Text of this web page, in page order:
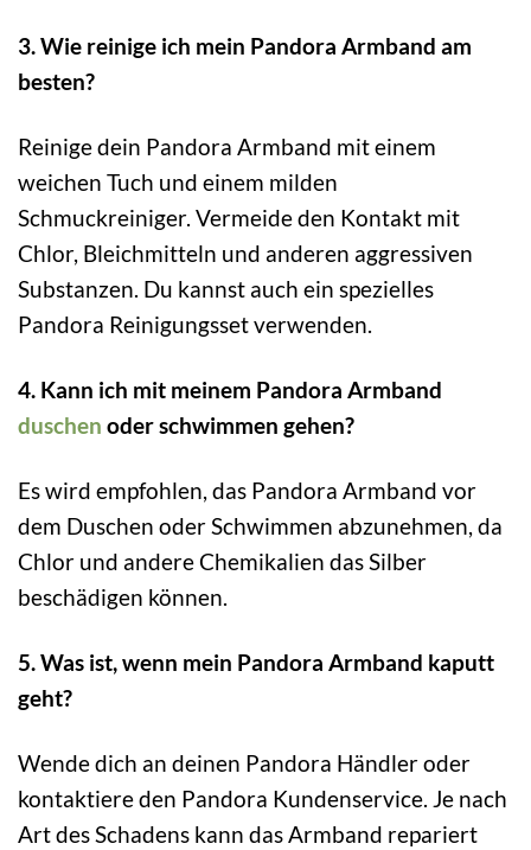
3. Wie reinige ich mein Pandora Armband am
besten?
Reinige dein Pandora Armband mit einem
weichen Tuch und einem milden
Schmuckreiniger. Vermeide den Kontakt mit
Chlor, Bleichmitteln und anderen aggressiven
Substanzen. Du kannst auch ein spezielles
Pandora Reinigungsset verwenden.
4. Kann ich mit meinem Pandora Armband
duschen oder schwimmen gehen?
Es wird empfohlen, das Pandora Armband vor
dem Duschen oder Schwimmen abzunehmen, da
Chlor und andere Chemikalien das Silber
beschädigen können.
5. Was ist, wenn mein Pandora Armband kaputt
geht?
Wende dich an deinen Pandora Händler oder
kontaktiere den Pandora Kundenservice. Je nach
Art des Schadens kann das Armband repariert